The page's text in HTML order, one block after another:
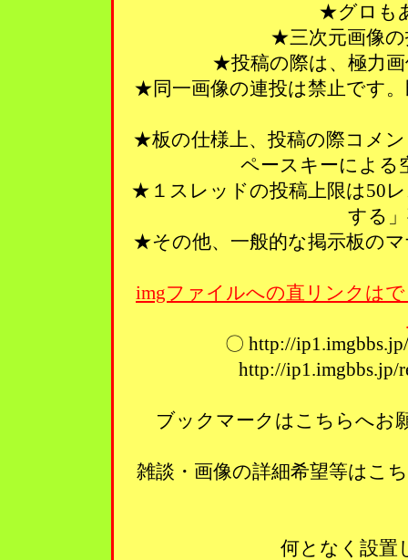
★グロも
★三次元画像
★投稿の際は、極力
★同一画像の連投は禁止です
★板の仕様上、投稿の際コメ
ペースキーによる
★１スレッドの投稿上限は50
する
★その他、一般的な掲示板の
imgファイルへの直リンクは
〇 http://
http://
ブックマークはこちらへ
雑談・画像の詳細希望等は
何となく設